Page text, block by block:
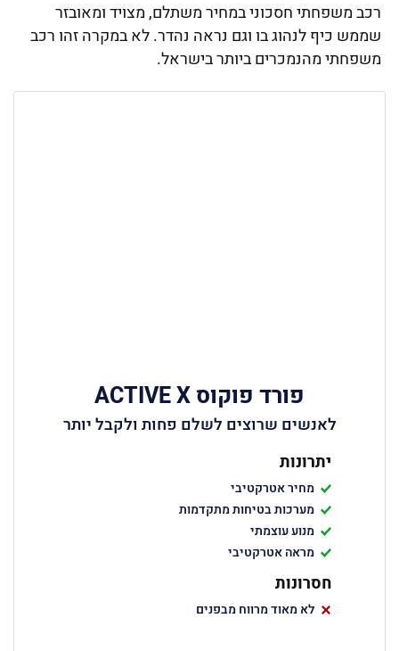
רכב משפחתי חסכוני במחיר משתלם, מצויד ומאובזר
שממש כיף לנהוג בו וגם נראה נהדר. לא במקרה זהו רכב
משפחתי מהנמכרים ביותר בישראל.
פורד פוקוס ACTIVE X
לאנשים שרוצים לשלם פחות ולקבל יותר
יתרונות
מחיר אטרקטיבי
מערכות בטיחות מתקדמות
מנוע עוצמתי
מראה אטרקטיבי
חסרונות
לא מאוד מרווח מבפנים